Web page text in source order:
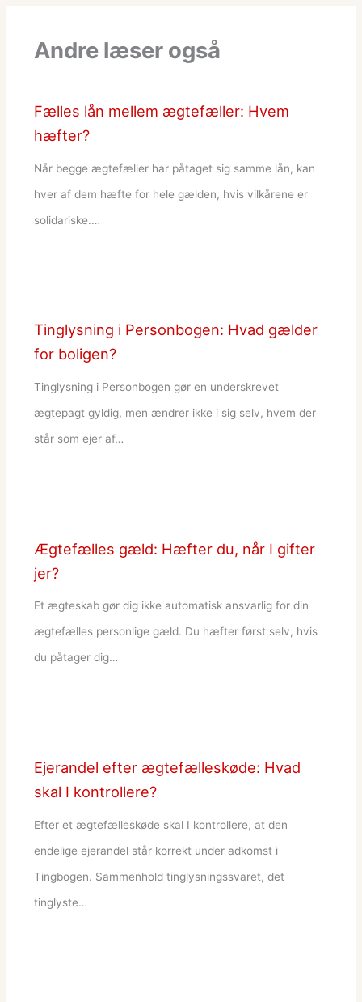
Andre læser også
Fælles lån mellem ægtefæller: Hvem
hæfter?
Når begge ægtefæller har påtaget sig samme lån, kan
hver af dem hæfte for hele gælden, hvis vilkårene er
solidariske.…
Tinglysning i Personbogen: Hvad gælder
for boligen?
Tinglysning i Personbogen gør en underskrevet
ægtepagt gyldig, men ændrer ikke i sig selv, hvem der
står som ejer af…
Ægtefælles gæld: Hæfter du, når I gifter
jer?
Et ægteskab gør dig ikke automatisk ansvarlig for din
ægtefælles personlige gæld. Du hæfter først selv, hvis
du påtager dig…
Ejerandel efter ægtefælleskøde: Hvad
skal I kontrollere?
Efter et ægtefælleskøde skal I kontrollere, at den
endelige ejerandel står korrekt under adkomst i
Tingbogen. Sammenhold tinglysningssvaret, det
tinglyste…